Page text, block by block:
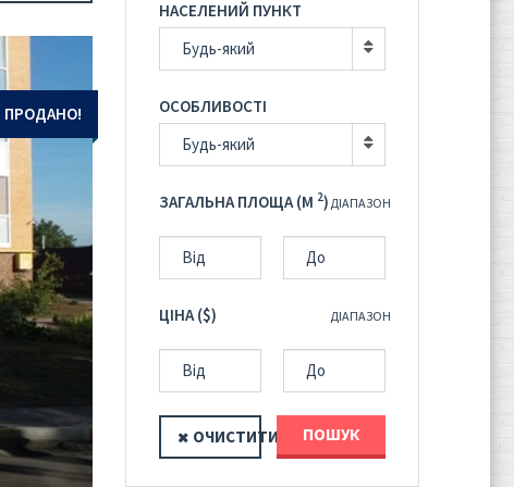
ПРОДАНО!
НАСЕЛЕНИЙ ПУНКТ
Будь-який
ОСОБЛИВОСТІ
Будь-який
ЗАГАЛЬНА ПЛОЩА (M 2) ДІАПАЗОН
ЦІНА ($) ДІАПАЗОН
ОЧИСТИТИ ПОШУК